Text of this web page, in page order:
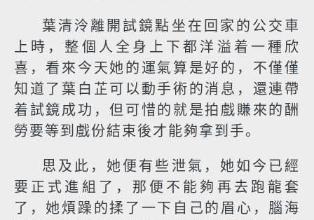
葉清泠離開試鏡點坐在回家的公交車
上時，整個人全身上下都洋溢着一種欣
喜，看來今天她的運氣算是好的，不僅僅
知道了葉白芷可以動手術的消息，還連帶
着試鏡成功，但可惜的就是拍戲賺來的酬
勞要等到戲份結束後才能夠拿到手。
思及此，她便有些泄氣，她如今已經
要正式進組了，那便不能夠再去跑龍套
了，她煩躁的揉了一下自己的眉心，腦海